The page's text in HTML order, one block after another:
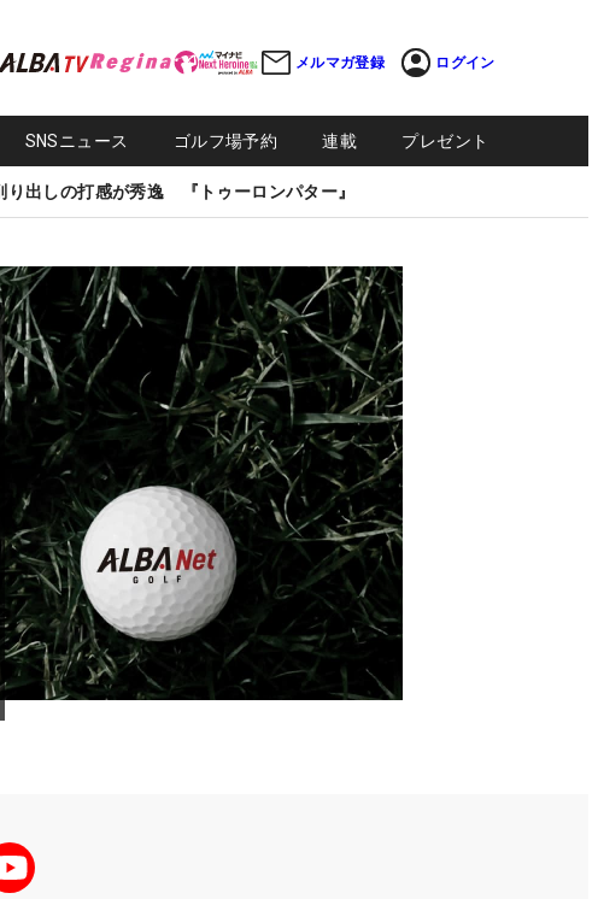
メルマガ登録 ログイン
SNSニュース ゴルフ場予約 連載 プレゼント
り出しの打感が秀逸 『トゥーロンパター』